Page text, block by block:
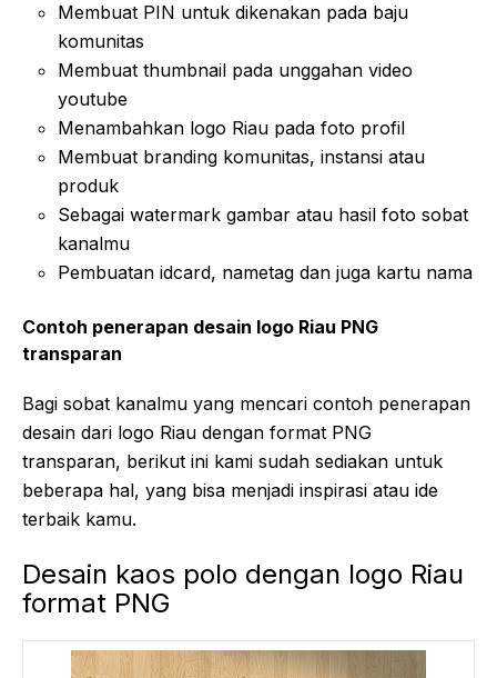
Membuat PIN untuk dikenakan pada baju
komunitas
Membuat thumbnail pada unggahan video
youtube
Menambahkan logo Riau pada foto profil
Membuat branding komunitas, instansi atau
produk
Sebagai watermark gambar atau hasil foto sobat
kanalmu
Pembuatan idcard, nametag dan juga kartu nama
Contoh penerapan desain logo Riau PNG
transparan
Bagi sobat kanalmu yang mencari contoh penerapan
desain dari logo Riau dengan format PNG
transparan, berikut ini kami sudah sediakan untuk
beberapa hal, yang bisa menjadi inspirasi atau ide
terbaik kamu.
Desain kaos polo dengan logo Riau
format PNG